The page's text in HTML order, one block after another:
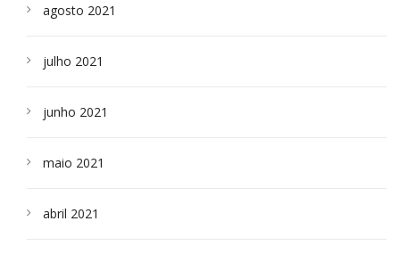
agosto 2021
julho 2021
junho 2021
maio 2021
abril 2021